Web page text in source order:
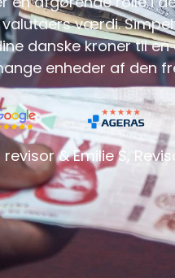
værdi.
danske kroner til
enheder af den
revisor & Emilie S,